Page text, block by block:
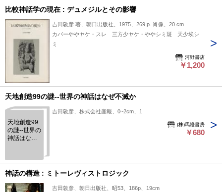
比較神話学の現在 : デュメジルとその影響
吉田敦彦 著、朝日出版社、1975、269 p. 肖像、20 cm
カバーややヤケ・スレ 三方少ヤケ・ややシミ斑 天少埃シ
ミ
河野書店
￥1,200
天地創造99の謎--世界の神話はなぜ不滅か
天地創造99
の謎--世界の
神話はなぜ
吉田敦彦、株式会社産報、0~2cm、1
(株)馬燈書房
￥680
神話の構造 : ミトーレヴィストロジック
吉田敦彦、朝日出版社、昭53、186p、19cm